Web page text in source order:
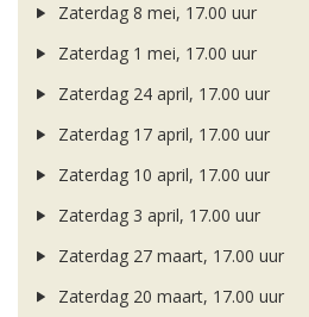
Zaterdag 8 mei, 17.00 uur
Zaterdag 1 mei, 17.00 uur
Zaterdag 24 april, 17.00 uur
Zaterdag 17 april, 17.00 uur
Zaterdag 10 april, 17.00 uur
Zaterdag 3 april, 17.00 uur
Zaterdag 27 maart, 17.00 uur
Zaterdag 20 maart, 17.00 uur